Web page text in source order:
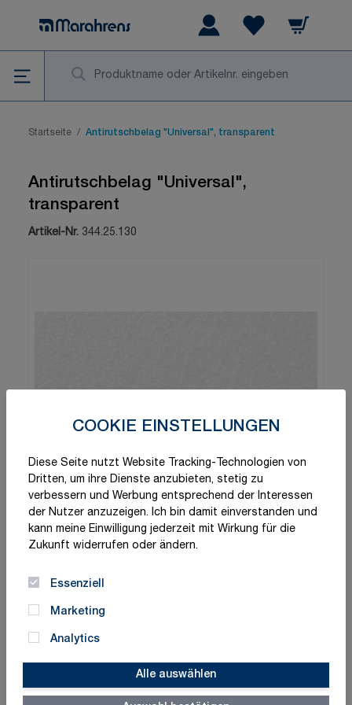
COOKIE EINSTELLUNGEN
Diese Seite nutzt Website Tracking-Technologien von
Dritten, um ihre Dienste anzubieten, stetig zu
verbessern und Werbung entsprechend der Interessen
der Nutzer anzuzeigen. Ich bin damit einverstanden und
kann meine Einwilligung jederzeit mit Wirkung für die
Zukunft widerrufen oder ändern.
Essenziell
Marketing
Analytics
Alle auswählen
Warenkorb
Startseite / Antirutschbelag "Universal", transparent
Antirutschbelag "Universal",
transparent
Artikel-Nr. 344.25.130